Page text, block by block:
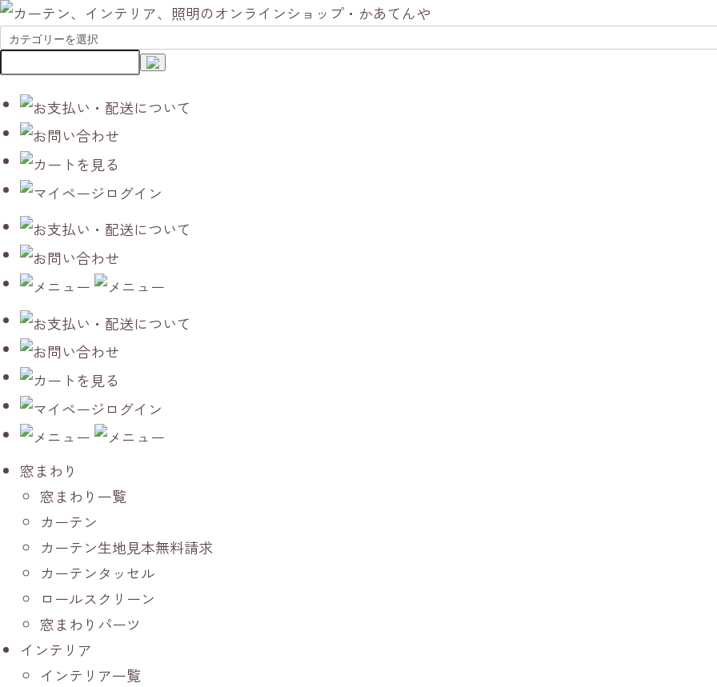
窓まわり
窓まわり一覧
カーテン
カーテン生地見本無料請求
カーテンタッセル
ロールスクリーン
窓まわりパーツ
インテリア
インテリア一覧